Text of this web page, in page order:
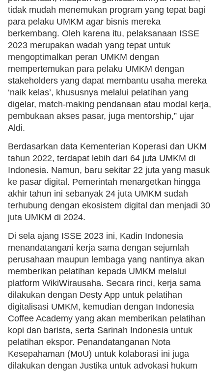
tidak mudah menemukan program yang tepat bagi
para pelaku UMKM agar bisnis mereka
berkembang. Oleh karena itu, pelaksanaan ISSE
2023 merupakan wadah yang tepat untuk
mengoptimalkan peran UMKM dengan
mempertemukan para pelaku UMKM dengan
stakeholders yang dapat membantu usaha mereka
‘naik kelas’, khususnya melalui pelatihan yang
digelar, match-making pendanaan atau modal kerja,
pembukaan akses pasar, juga mentorship,” ujar
Aldi.
Berdasarkan data Kementerian Koperasi dan UKM
tahun 2022, terdapat lebih dari 64 juta UMKM di
Indonesia. Namun, baru sekitar 22 juta yang masuk
ke pasar digital. Pemerintah menargetkan hingga
akhir tahun ini sebanyak 24 juta UMKM sudah
terhubung dengan ekosistem digital dan menjadi 30
juta UMKM di 2024.
Di sela ajang ISSE 2023 ini, Kadin Indonesia
menandatangani kerja sama dengan sejumlah
perusahaan maupun lembaga yang nantinya akan
memberikan pelatihan kepada UMKM melalui
platform WikiWirausaha. Secara rinci, kerja sama
dilakukan dengan Desty App untuk pelatihan
digitalisasi UMKM, kemudian dengan Indonesia
Coffee Academy yang akan memberikan pelatihan
kopi dan barista, serta Sarinah Indonesia untuk
pelatihan ekspor. Penandatanganan Nota
Kesepahaman (MoU) untuk kolaborasi ini juga
dilakukan dengan Justika untuk advokasi hukum